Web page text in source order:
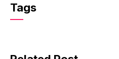
Tags